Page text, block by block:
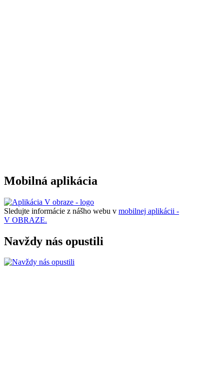
Mobilná aplikácia
Sledujte informácie z nášho webu v mobilnej aplikácii -
V OBRAZE.
Navždy nás opustili